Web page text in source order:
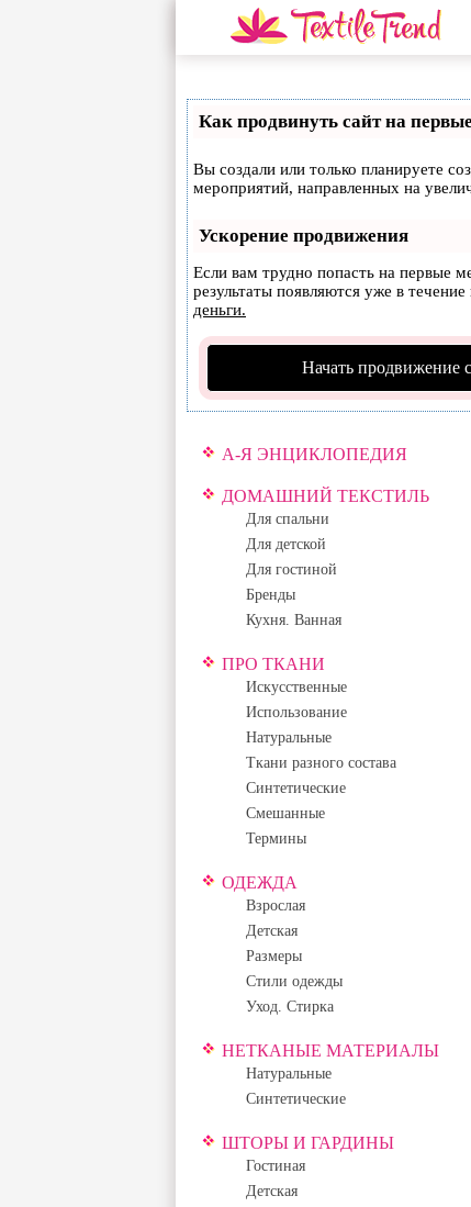
Как продвинуть сайт на
Вы создали или только планируете
мероприятий, направленных на
Ускорение продвижения
Если вам трудно попасть на первые
результаты появляются уже в
деньги.
Начать продвижение
А-Я ЭНЦИКЛОПЕДИЯ
ДОМАШНИЙ ТЕКСТИЛЬ
Для спальни
Для детской
Для гостиной
Бренды
Кухня. Ванная
ПРО ТКАНИ
Искусственные
Использование
Натуральные
Ткани разного состава
Синтетические
Смешанные
Термины
ОДЕЖДА
Взрослая
Детская
Размеры
Стили одежды
Уход. Стирка
НЕТКАНЫЕ МАТЕРИАЛЫ
Натуральные
Синтетические
ШТОРЫ И ГАРДИНЫ
Гостиная
Детская